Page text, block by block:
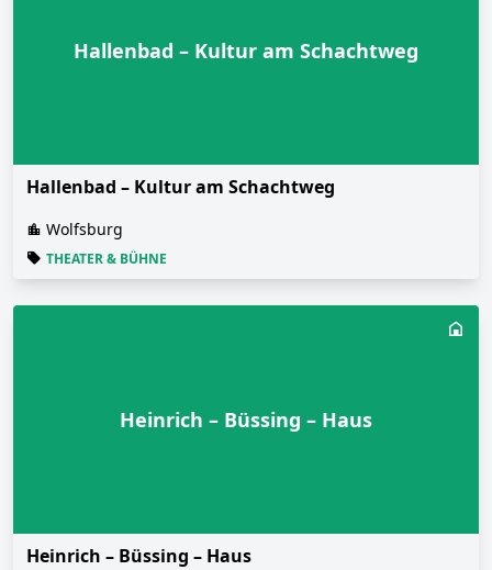
Hallenbad – Kultur am Schachtweg
Hallenbad – Kultur am Schachtweg
Wolfsburg
THEATER & BÜHNE
Heinrich – Büssing – Haus
Heinrich – Büssing – Haus